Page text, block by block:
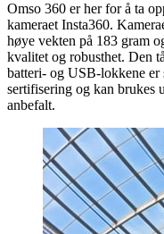
Omso 360 er her for å ta
kameraet Insta360.
høye vekten på 183 gram
kvalitet og robusthet. Den
batteri- og USB-lokkene
sertifisering og kan brukes
anbefalt.